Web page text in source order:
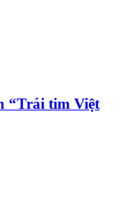
“Trái tim Việt